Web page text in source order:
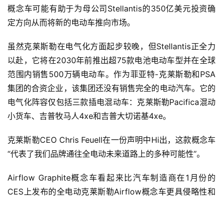
概念车可能有助于为母公司Stellantis的350亿美元投资确
定方向从而将新的电动车推向市场。
虽然克莱斯勒在电气化方面起步较晚，但Stellantis正全力
以赴，它将在2030年前推出超75款电池电动车型并在全球
范围内销售500万辆电动车。作为菲亚特-克莱斯勒和PSA
集团的合资企业，该集团还没有销售完全的电动汽车。它的
电气化阵容仅包括三款插电混动车：克莱斯勒Pacifica混动
小货车、吉普牧马人4xe和吉普大切诺基4xe。
克莱斯勒CEO Chris Feuell在一份声明中Hi出，这款概念车
“代表了我们品牌通往全电动未来道路上的多种可能性”。
Airflow Graphite概念车看起来比汽车制造商在1月份的
CES上发布的全电动克莱斯勒Airflow概念车更具侵略性和